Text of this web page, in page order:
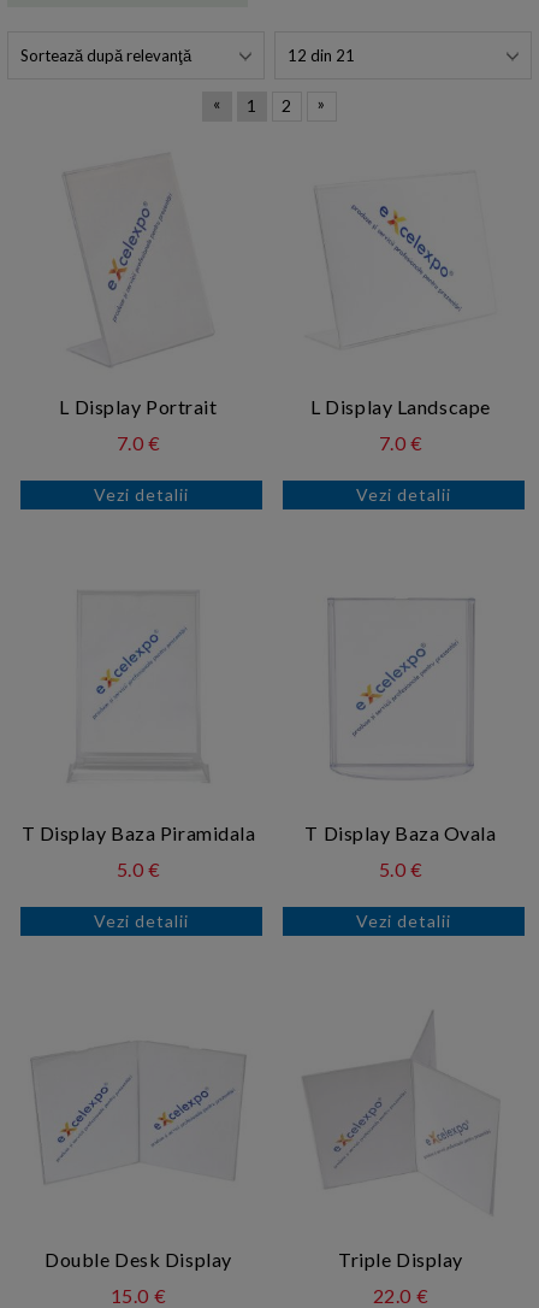
« 1 2 »
L Display Portrait
7.0 €
Vezi detalii
L Display Landscape
7.0 €
Vezi detalii
T Display Baza Piramidala
5.0 €
Vezi detalii
T Display Baza Ovala
5.0 €
Vezi detalii
Double Desk Display
15.0 €
Triple Display
22.0 €